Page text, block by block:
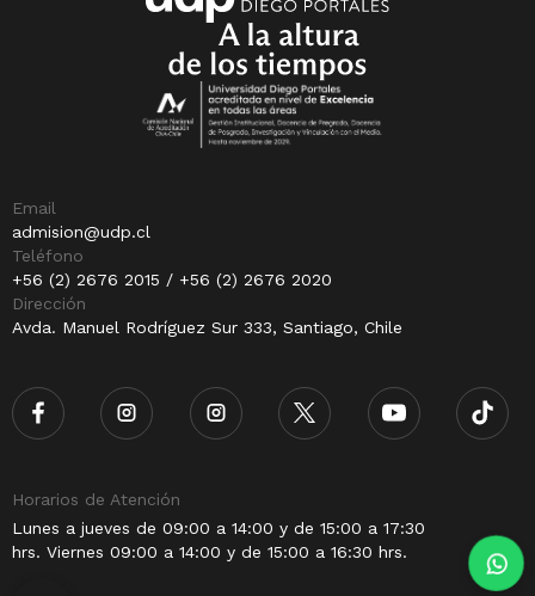
Email
admision@udp.cl
Teléfono
+56 (2) 2676 2015 / +56 (2) 2676 2020
Dirección
Avda. Manuel Rodríguez Sur 333, Santiago, Chile
Horarios de Atención
Lunes a jueves de 09:00 a 14:00 y de 15:00 a 17:30
hrs. Viernes 09:00 a 14:00 y de 15:00 a 16:30 hrs.